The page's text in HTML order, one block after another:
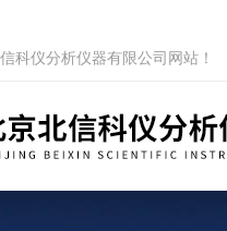
科仪分析仪器有限公司网站！